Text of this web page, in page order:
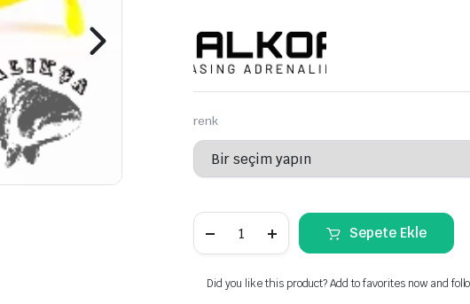
renk
Lethal
2+2
Spin
Sepete Ekle
Did you like this product? Add to favorites now and